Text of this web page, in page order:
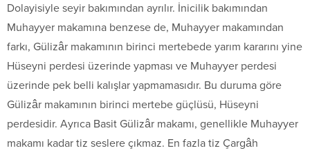
Dolayisiyle seyir bakımından ayrılır. İnicilik bakımından
Muhayyer makamına benzese de, Muhayyer makamından
farkı, Gülizâr makamının birinci mertebede yarım kararını yine
Hüseyni perdesi üzerinde yapması ve Muhayyer perdesi
üzerinde pek belli kalışlar yapmamasıdır. Bu duruma göre
Gülizâr makamının birinci mertebe güçlüsü, Hüseyni
perdesidir. Ayrıca Basit Gülizâr makamı, genellikle Muhayyer
makamı kadar tiz seslere çıkmaz. En fazla tiz Çargâh